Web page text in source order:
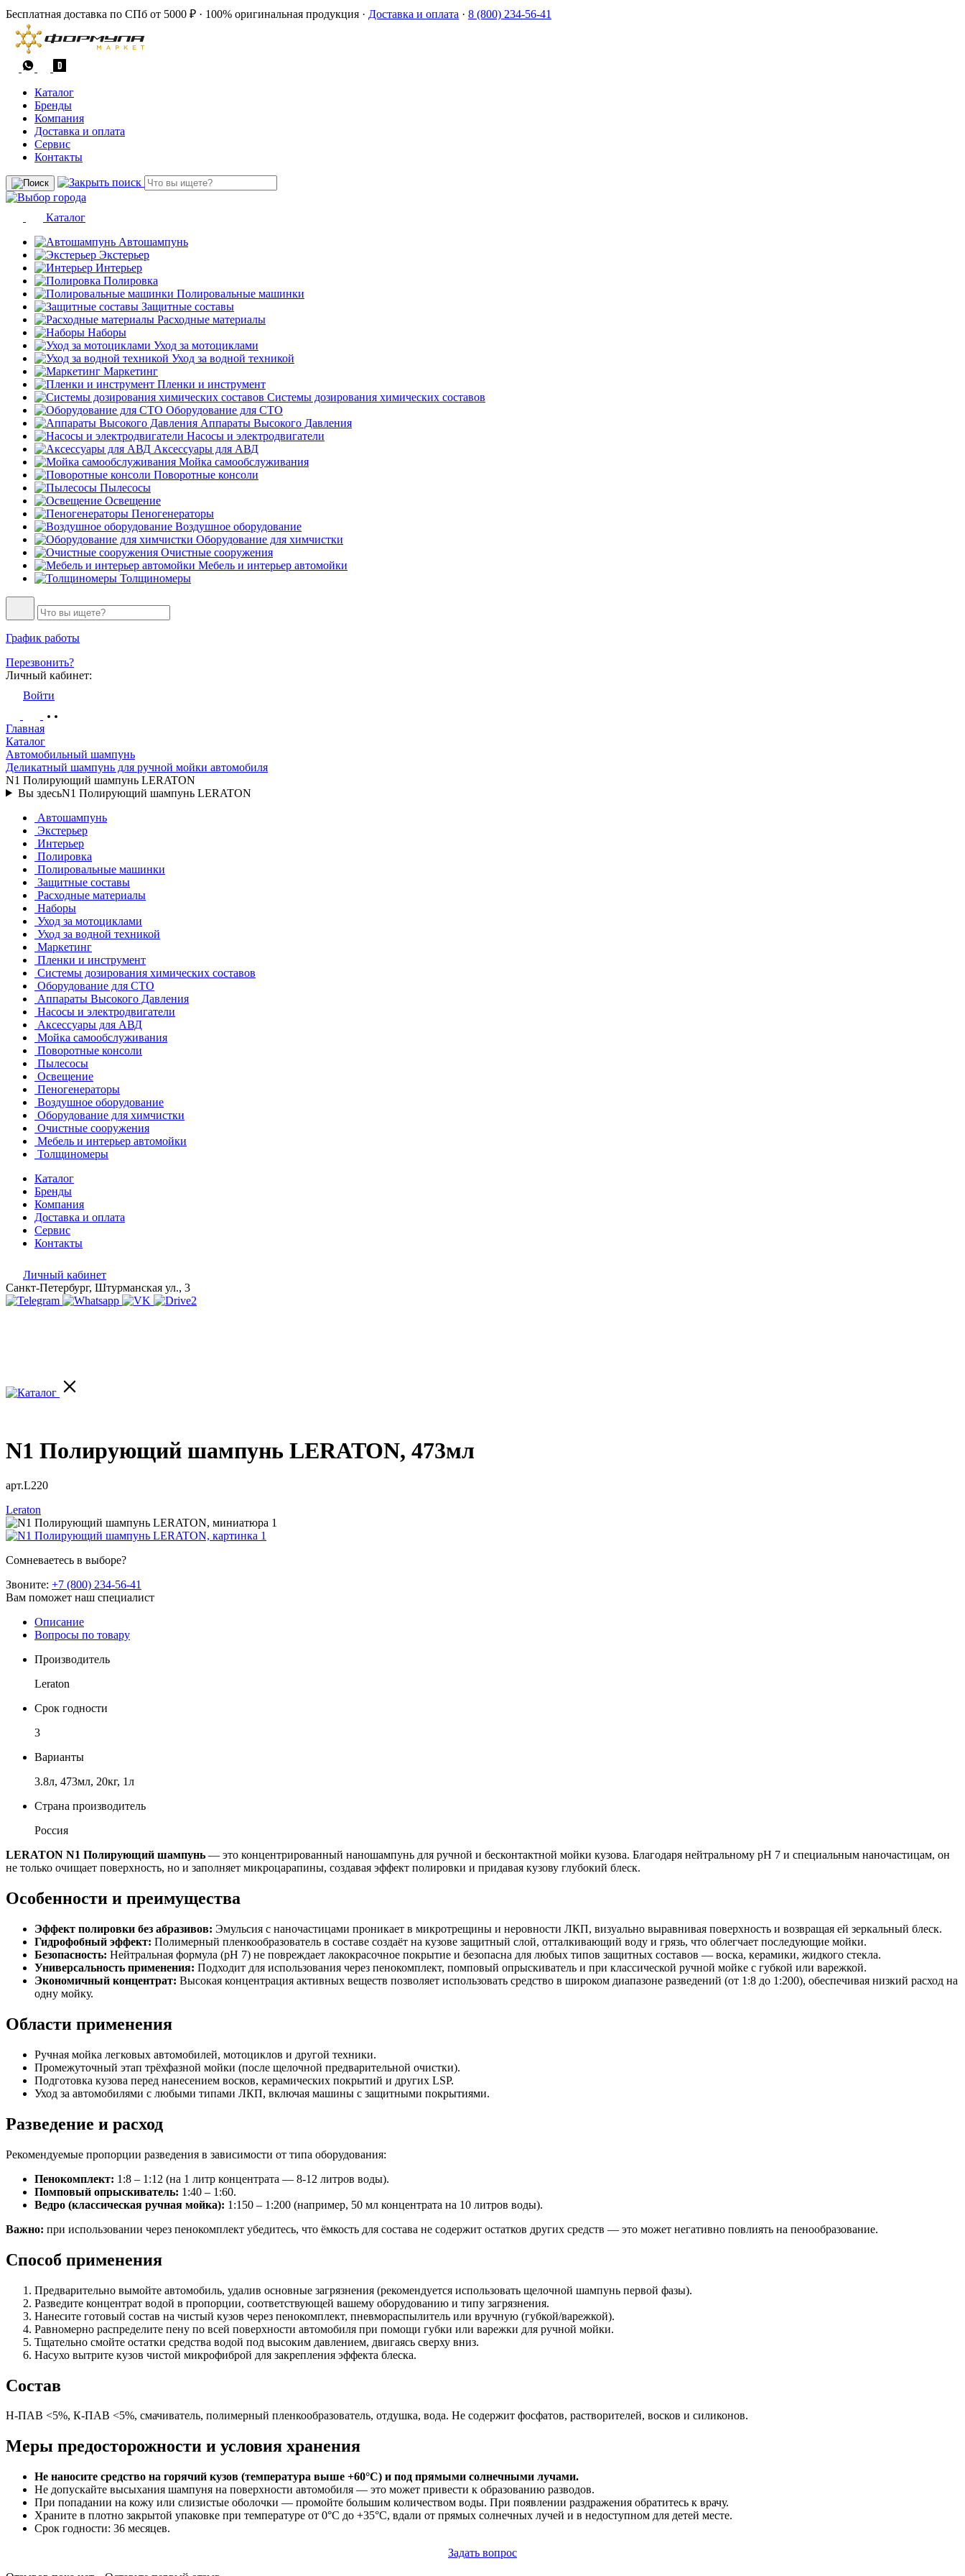
Бесплатная доставка по СПб от 5000 ₽ · 100% оригинальная продукция · Доставка и оплата · 8 (800) 234-56-41
Каталог
Бренды
Компания
Доставка и оплата
Сервис
Контакты
Каталог
Автошампунь
Экстерьер
Интерьер
Полировка
Полировальные машинки
Защитные составы
Расходные материалы
Наборы
Уход за мотоциклами
Уход за водной техникой
Маркетинг
Пленки и инструмент
Системы дозирования химических составов
Оборудование для СТО
Аппараты Высокого Давления
Насосы и электродвигатели
Аксессуары для АВД
Мойка самообслуживания
Поворотные консоли
Пылесосы
Освещение
Пеногенераторы
Воздушное оборудование
Оборудование для химчистки
Очистные сооружения
Мебель и интерьер автомойки
Толщиномеры
График работы
Перезвонить?
Личный кабинет:
Войти
Главная
Каталог
Автомобильный шампунь
Деликатный шампунь для ручной мойки автомобиля
N1 Полирующий шампунь LERATON
Вы здесьN1 Полирующий шампунь LERATON
Автошампунь
Экстерьер
Интерьер
Полировка
Полировальные машинки
Защитные составы
Расходные материалы
Наборы
Уход за мотоциклами
Уход за водной техникой
Маркетинг
Пленки и инструмент
Системы дозирования химических составов
Оборудование для СТО
Аппараты Высокого Давления
Насосы и электродвигатели
Аксессуары для АВД
Мойка самообслуживания
Поворотные консоли
Пылесосы
Освещение
Пеногенераторы
Воздушное оборудование
Оборудование для химчистки
Очистные сооружения
Мебель и интерьер автомойки
Толщиномеры
Каталог
Бренды
Компания
Доставка и оплата
Сервис
Контакты
Личный кабинет
Санкт-Петербург, Штурманская ул., 3
N1 Полирующий шампунь LERATON, 473мл
арт.L220
Leraton
Сомневаетесь в выборе?
Звоните: +7 (800) 234-56-41
Вам поможет наш специалист
Описание
Вопросы по товару
Производитель
Leraton
Срок годности
3
Варианты
3.8л, 473мл, 20кг, 1л
Страна производитель
Россия
LERATON N1 Полирующий шампунь — это концентрированный наношампунь для ручной и бесконтактной мойки кузова. Благодаря нейтральному pH 7 и специальным наночастицам, он
не только очищает поверхность, но и заполняет микроцарапины, создавая эффект полировки и придавая кузову глубокий блеск.
Особенности и преимущества
Эффект полировки без абразивов: Эмульсия с наночастицами проникает в микротрещины и неровности ЛКП, визуально выравнивая поверхность и возвращая ей зеркальный блеск.
Гидрофобный эффект: Полимерный пленкообразователь в составе создаёт на кузове защитный слой, отталкивающий воду и грязь, что облегчает последующие мойки.
Безопасность: Нейтральная формула (pH 7) не повреждает лакокрасочное покрытие и безопасна для любых типов защитных составов — воска, керамики, жидкого стекла.
Универсальность применения: Подходит для использования через пенокомплект, помповый опрыскиватель и при классической ручной мойке с губкой или варежкой.
Экономичный концентрат: Высокая концентрация активных веществ позволяет использовать средство в широком диапазоне разведений (от 1:8 до 1:200), обеспечивая низкий расход на
одну мойку.
Области применения
Ручная мойка легковых автомобилей, мотоциклов и другой техники.
Промежуточный этап трёхфазной мойки (после щелочной предварительной очистки).
Подготовка кузова перед нанесением восков, керамических покрытий и других LSP.
Уход за автомобилями с любыми типами ЛКП, включая машины с защитными покрытиями.
Разведение и расход
Рекомендуемые пропорции разведения в зависимости от типа оборудования:
Пенокомплект: 1:8 – 1:12 (на 1 литр концентрата — 8-12 литров воды).
Помповый опрыскиватель: 1:40 – 1:60.
Ведро (классическая ручная мойка): 1:150 – 1:200 (например, 50 мл концентрата на 10 литров воды).
Важно: при использовании через пенокомплект убедитесь, что ёмкость для состава не содержит остатков других средств — это может негативно повлиять на пенообразование.
Способ применения
Предварительно вымойте автомобиль, удалив основные загрязнения (рекомендуется использовать щелочной шампунь первой фазы).
Разведите концентрат водой в пропорции, соответствующей вашему оборудованию и типу загрязнения.
Нанесите готовый состав на чистый кузов через пенокомплект, пневмораспылитель или вручную (губкой/варежкой).
Равномерно распределите пену по всей поверхности автомобиля при помощи губки или варежки для ручной мойки.
Тщательно смойте остатки средства водой под высоким давлением, двигаясь сверху вниз.
Насухо вытрите кузов чистой микрофиброй для закрепления эффекта блеска.
Состав
Н-ПАВ <5%, К-ПАВ <5%, смачиватель, полимерный пленкообразователь, отдушка, вода. Не содержит фосфатов, растворителей, восков и силиконов.
Меры предосторожности и условия хранения
Не наносите средство на горячий кузов (температура выше +60°C) и под прямыми солнечными лучами.
Не допускайте высыхания шампуня на поверхности автомобиля — это может привести к образованию разводов.
При попадании на кожу или слизистые оболочки — промойте большим количеством воды. При появлении раздражения обратитесь к врачу.
Храните в плотно закрытой упаковке при температуре от 0°C до +35°C, вдали от прямых солнечных лучей и в недоступном для детей месте.
Срок годности: 36 месяцев.
Задать вопрос